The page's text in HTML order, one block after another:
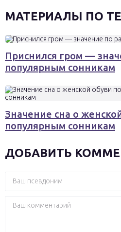
МАТЕРИАЛЫ ПО
Приснился гром —
популярным сонникам
Значение сна о
популярным сонникам
ДОБАВИТЬ